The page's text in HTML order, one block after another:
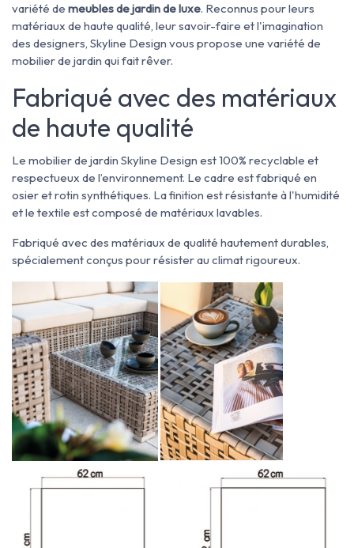
variété de meubles de jardin de luxe. Reconnus pour leurs
matériaux de haute qualité, leur savoir-faire et l'imagination
des designers, Skyline Design vous propose une variété de
mobilier de jardin qui fait rêver.
Fabriqué avec des matériaux
de haute qualité
Le mobilier de jardin Skyline Design est 100% recyclable et
respectueux de l’environnement. Le cadre est fabriqué en
osier et rotin synthétiques. La finition est résistante à l'humidité
et le textile est composé de matériaux lavables.
Fabriqué avec des matériaux de qualité hautement durables,
spécialement conçus pour résister au climat rigoureux.